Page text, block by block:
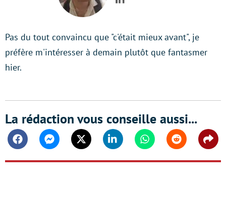
LinkedIn
Pas du tout convaincu que "c'était mieux avant", je
préfère m'intéresser à demain plutôt que fantasmer
hier.
La rédaction vous conseille aussi...
FacebookMessengerTwitter Linkedin WhatsappReddit